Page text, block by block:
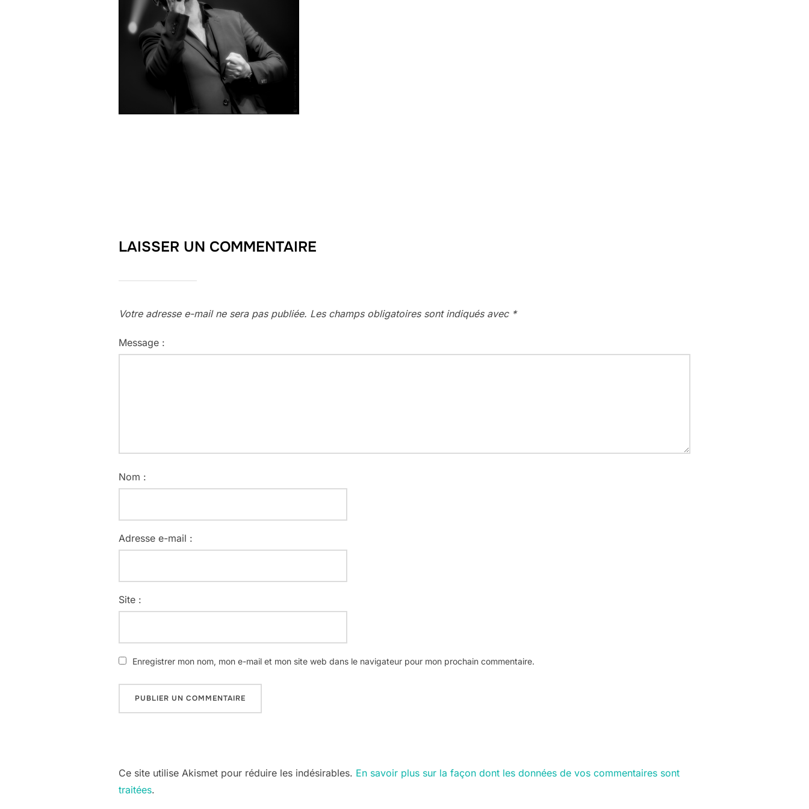
LAISSER UN COMMENTAIRE
Votre adresse e-mail ne sera pas publiée. Les champs obligatoires sont indiqués avec *
Message :
Nom :
Adresse e-mail :
Site :
Enregistrer mon nom, mon e-mail et mon site web dans le navigateur pour mon prochain commentaire.
Ce site utilise Akismet pour réduire les indésirables. En savoir plus sur la façon dont les données de vos commentaires sont
traitées.